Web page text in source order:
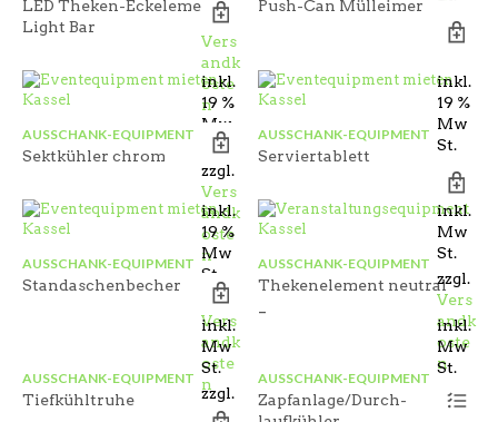
zzgl.
Vers
andk
oste
n
LED Theken-Eckelement
Light Bar
Push-Can Mülleimer
inkl.
19 %
Mw
St.
zzgl.
Vers
andk
oste
n
AUSSCHANK-EQUIPMENT
Sektkühler chrom
inkl.
19 %
Mw
St.
AUSSCHANK-EQUIPMENT
Serviertablett
inkl.
19 %
Mw
St.
zzgl.
Vers
andk
oste
n
AUSSCHANK-EQUIPMENT
Standaschenbecher
inkl.
Mw
St.
zzgl.
Vers
andk
oste
n
AUSSCHANK-EQUIPMENT
Thekenelement neutral
–
inkl.
Mw
St.
zzgl.
Vers
AUSSCHANK-EQUIPMENT
Tiefkühltruhe
inkl.
Mw
St.
zzgl.
Vers
AUSSCHANK-EQUIPMENT
Zapfanlage/Durch-